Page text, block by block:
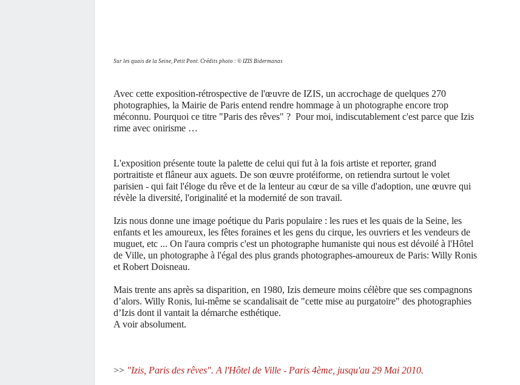
Sur les quais de la Seine, Petit Pont. Crédits photo : © IZIS Bidermanas
Avec cette exposition-rétrospective de l'œuvre de IZIS, un accrochage de quelques 270
photographies, la Mairie de Paris entend rendre hommage à un photographe encore trop
méconnu. Pourquoi ce titre "Paris des rêves" ? Pour moi, indiscutablement c'est parce que Izis
rime avec onirisme …
L'exposition présente toute la palette de celui qui fut à la fois artiste et reporter, grand
portraitiste et flâneur aux aguets. De son œuvre protéiforme, on retiendra surtout le volet
parisien - qui fait l'éloge du rêve et de la lenteur au cœur de sa ville d'adoption, une œuvre qui
révèle la diversité, l'originalité et la modernité de son travail.
Izis nous donne une image poétique du Paris populaire : les rues et les quais de la Seine, les
enfants et les amoureux, les fêtes foraines et les gens du cirque, les ouvriers et les vendeurs de
muguet, etc ... On l'aura compris c'est un photographe humaniste qui nous est dévoilé à l'Hôtel
de Ville, un photographe à l'égal des plus grands photographes-amoureux de Paris: Willy Ronis
et Robert Doisneau.
Mais trente ans après sa disparition, en 1980, Izis demeure moins célèbre que ses compagnons
d’alors. Willy Ronis, lui-même se scandalisait de "cette mise au purgatoire" des photographies
d’Izis dont il vantait la démarche esthétique.
A voir absolument.
>> "Izis, Paris des rêves". A l'Hôtel de Ville - Paris 4ème, jusqu'au 29 Mai 2010.